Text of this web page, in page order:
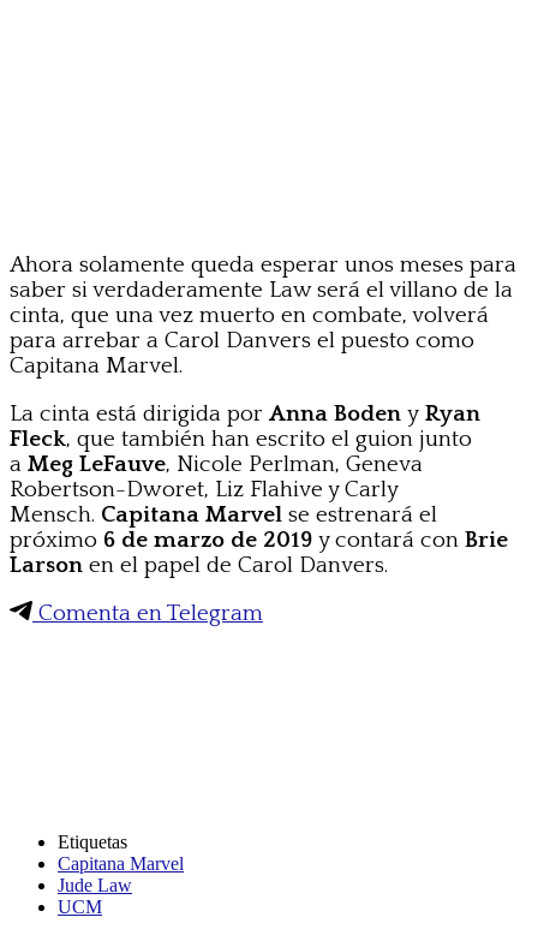
Ahora solamente queda esperar unos meses para
saber si verdaderamente Law será el villano de la
cinta, que una vez muerto en combate, volverá
para arrebar a Carol Danvers el puesto como
Capitana Marvel.
La cinta está dirigida por Anna Boden y Ryan
Fleck, que también han escrito el guion junto
a Meg LeFauve, Nicole Perlman, Geneva
Robertson-Dworet, Liz Flahive y Carly
Mensch. Capitana Marvel se estrenará el
próximo 6 de marzo de 2019 y contará con Brie
Larson en el papel de Carol Danvers.
Comenta en Telegram
Etiquetas
Capitana Marvel
Jude Law
UCM